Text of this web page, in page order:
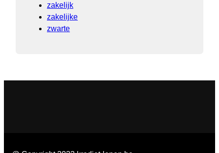
zakelijk
zakelijke
zwarte